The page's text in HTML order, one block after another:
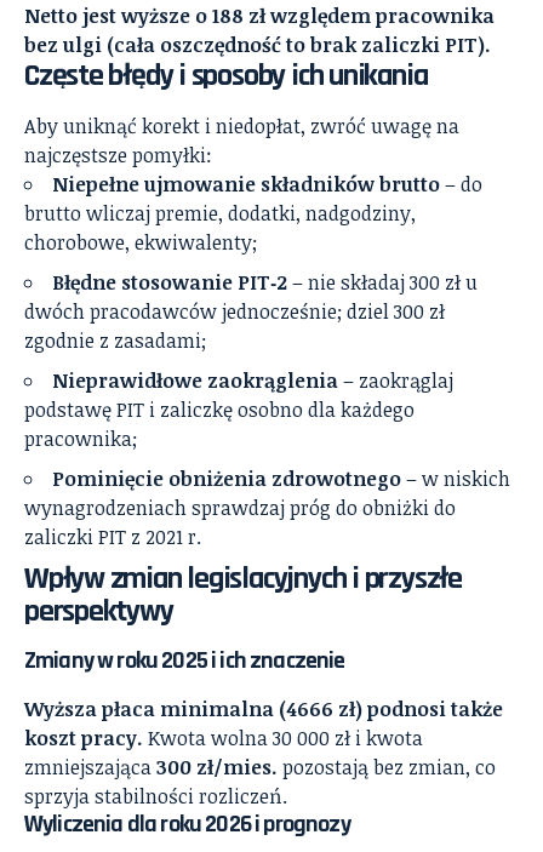
Netto jest wyższe o 188 zł względem pracownika
bez ulgi (cała oszczędność to brak zaliczki PIT).
Częste błędy i sposoby ich unikania
Aby uniknąć korekt i niedopłat, zwróć uwagę na
najczęstsze pomyłki:
Niepełne ujmowanie składników brutto– do
brutto wliczaj premie, dodatki, nadgodziny,
chorobowe, ekwiwalenty;
Błędne stosowanie PIT‑2– nie składaj 300 zł u
dwóch pracodawców jednocześnie; dziel 300 zł
zgodnie z zasadami;
Nieprawidłowe zaokrąglenia– zaokrąglaj
podstawę PIT i zaliczkę osobno dla każdego
pracownika;
Pominięcie obniżenia zdrowotnego– w niskich
wynagrodzeniach sprawdzaj próg do obniżki do
zaliczki PIT z 2021 r.
Wpływ zmian legislacyjnych i przyszłe
perspektywy
Zmiany w roku 2025 i ich znaczenie
Wyższa płaca minimalna (4666 zł) podnosi także
koszt pracy. Kwota wolna 30 000 zł i kwota
zmniejszająca300 zł/mies. pozostają bez zmian, co
sprzyja stabilności rozliczeń.
Wyliczenia dla roku 2026 i prognozy